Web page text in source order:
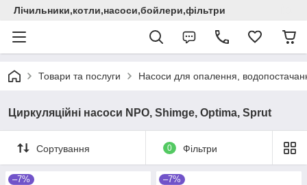
Лічильники,котли,насоси,бойлери,фільтри
Товари та послуги Насоси для опалення,
Циркуляційні насоси NPO, Shimge, Optima, Sprut
Сортування 0 Фільтри
–7% –7%